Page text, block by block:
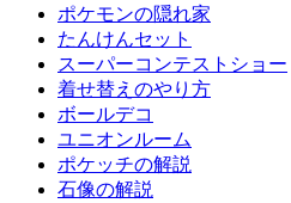
ポケモンの隠れ家
たんけんセット
スーパーコンテストショー
着せ替えのやり方
ボールデコ
ユニオンルーム
ポケッチの解説
石像の解説